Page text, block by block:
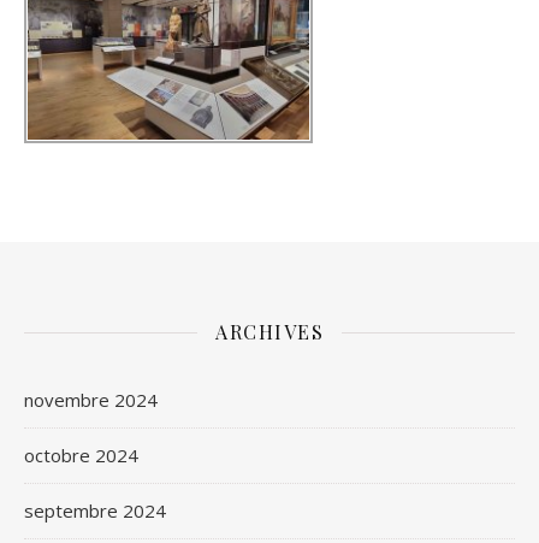
ARCHIVES
novembre 2024
octobre 2024
septembre 2024